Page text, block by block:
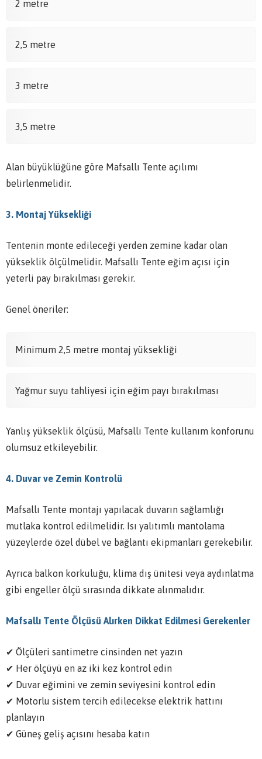
2 metre
2,5 metre
3 metre
3,5 metre
Alan büyüklüğüne göre Mafsallı Tente açılımı
belirlenmelidir.
3. Montaj Yüksekliği
Tentenin monte edileceği yerden zemine kadar olan
yükseklik ölçülmelidir. Mafsallı Tente eğim açısı için
yeterli pay bırakılması gerekir.
Genel öneriler:
Minimum 2,5 metre montaj yüksekliği
Yağmur suyu tahliyesi için eğim payı bırakılması
Yanlış yükseklik ölçüsü, Mafsallı Tente kullanım konforunu
olumsuz etkileyebilir.
4. Duvar ve Zemin Kontrolü
Mafsallı Tente montajı yapılacak duvarın sağlamlığı
mutlaka kontrol edilmelidir. Isı yalıtımlı mantolama
yüzeylerde özel dübel ve bağlantı ekipmanları gerekebilir.
Ayrıca balkon korkuluğu, klima dış ünitesi veya aydınlatma
gibi engeller ölçü sırasında dikkate alınmalıdır.
Mafsallı Tente Ölçüsü Alırken Dikkat Edilmesi Gerekenler
✔ Ölçüleri santimetre cinsinden net yazın
✔ Her ölçüyü en az iki kez kontrol edin
✔ Duvar eğimini ve zemin seviyesini kontrol edin
✔ Motorlu sistem tercih edilecekse elektrik hattını
planlayın
✔ Güneş geliş açısını hesaba katın